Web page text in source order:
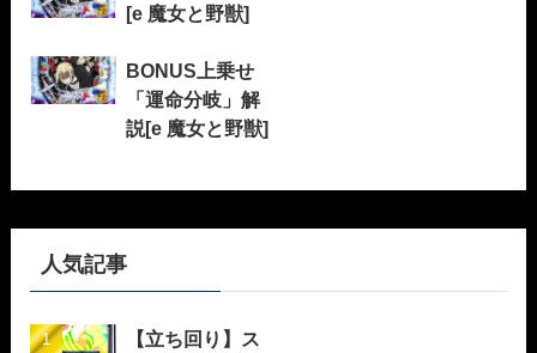
[e 魔女と野獣]
BONUS上乗せ
「運命分岐」解
説[e 魔女と野獣]
人気記事
【立ち回り】ス